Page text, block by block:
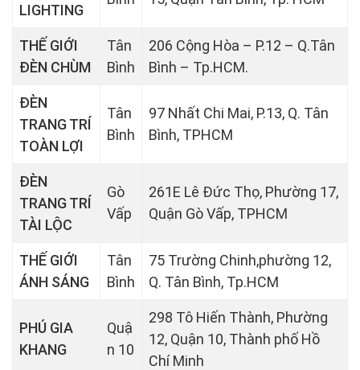
LIGHTING
THẾ GIỚI
ĐÈN CHÙM
Tân
Bình
206 Cộng Hòa – P.12 – Q.Tân
Bình – Tp.HCM.
ĐÈN
TRANG TRÍ
TOÀN LỢI
Tân
Bình
97 Nhất Chi Mai, P.13, Q. Tân
Bình, TPHCM
ĐÈN
TRANG TRÍ
TÀI LỘC
Gò
Vấp
261E Lê Đức Thọ, Phường 17,
Quận Gò Vấp, TPHCM
THẾ GIỚI
ÁNH SÁNG
Tân
Bình
75 Trường Chinh,phường 12,
Q. Tân Bình, Tp.HCM
PHÚ GIA
KHANG
Quậ
n 10
298 Tô Hiến Thành, Phường
12, Quận 10, Thành phố Hồ
Chí Minh